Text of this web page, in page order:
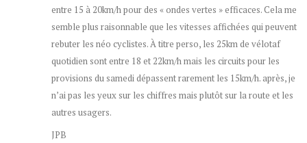
entre 15 à 20km/h pour des « ondes vertes » efficaces. Cela me
semble plus raisonnable que les vitesses affichées qui peuvent
rebuter les néo cyclistes. À titre perso, les 25km de vélotaf
quotidien sont entre 18 et 22km/h mais les circuits pour les
provisions du samedi dépassent rarement les 15km/h. après, je
n’ai pas les yeux sur les chiffres mais plutôt sur la route et les
autres usagers.
JPB